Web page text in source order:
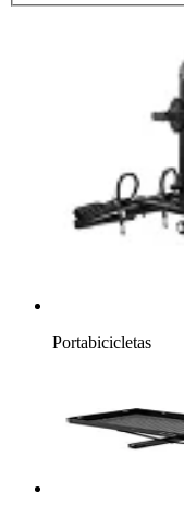
Portabicicletas